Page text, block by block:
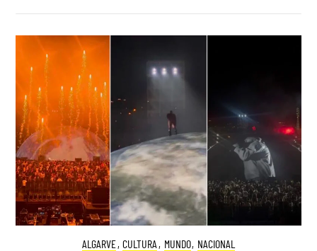
ALGARVE, CULTURA , MUNDO, NACIONAL